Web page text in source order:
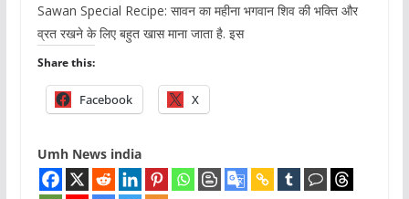
Sawan Special Recipe: सावन का महीना भगवान शिव की भक्ति और
व्रत रखने के लिए बहुत खास माना जाता है. इस
Share this:
Facebook X
Umh News india